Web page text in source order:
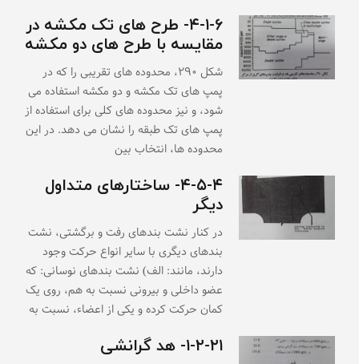
۴-۱-۶- طرح های تک مکشه در
مقایسه با طرح های دو مکشه
شکل ۲۹۰، محدوده های تقریبی را که در
پمپ های تک مکشه و دو مکشه استفاده می
شود، و نیز محدوده های کلی برای استفاده از
پمپ های تک طبقه را نشان می دهد. در این
محدوده ها، انتخاب بین
۴-۵-۴- ساختارهای متداول
دیگر
در کنار نشت بندهای رفت و برگشتی، نشت
بندهای دیگری با سایر انواع حرکت وجود
دارند، مانند: الف) نشت بندهای نوسانی: که
عضو داخلی و بیرونی نسبت به هم، روی یک
کمان حرکت کرده و یکی از اعضاء، نسبت به
۱-۲-۲۱- هد گرانشی